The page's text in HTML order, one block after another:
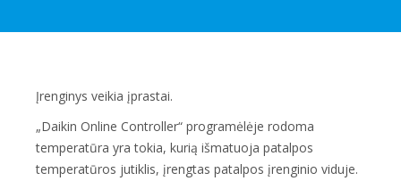
Įrenginys veikia įprastai.
„Daikin Online Controller“ programėlėje rodoma
temperatūra yra tokia, kurią išmatuoja patalpos
temperatūros jutiklis, įrengtas patalpos įrenginio viduje.